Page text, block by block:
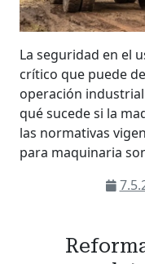
La seguridad en el
crítico que puede
operación
qué sucede si la
las normativas
para maquinaria